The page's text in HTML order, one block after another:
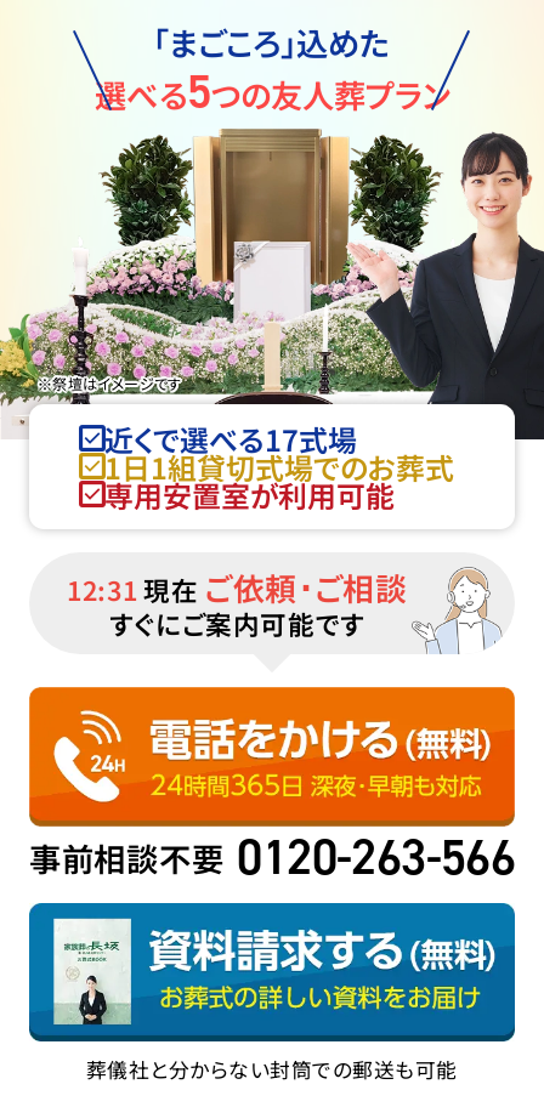
「まごころ」込めた
選べる5つの友人葬プラン
※祭壇はイメージです
近くで選べる17式場
1日1組貸切式場でのお葬式
専用安置室が利用可能
12:31現在 ご依頼･ご相談
すぐにご案内可能です
事前相談不要 0120-263-566
葬儀社と分からない封筒での郵送も可能